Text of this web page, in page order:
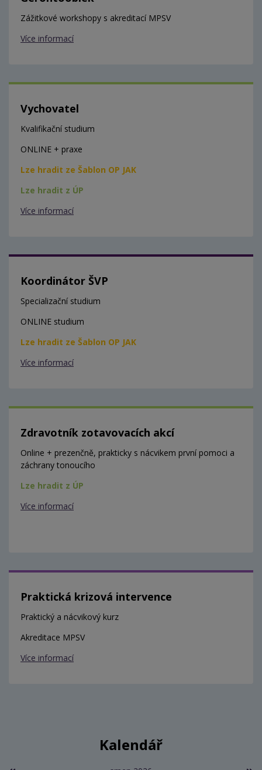
Zážitkové workshopy s akreditací MPSV
Více informací
Vychovatel
Kvalifikační studium
ONLINE + praxe
Lze hradit ze Šablon OP JAK
Lze hradit z ÚP
Více informací
Koordinátor ŠVP
Specializační studium
ONLINE studium
Lze hradit ze Šablon OP JAK
Více informací
Zdravotník zotavovacích akcí
Online + prezenčně, prakticky s nácvikem první pomoci a
záchrany tonoucího
Lze hradit z ÚP
Více informací
Praktická krizová intervence
Praktický a nácvikový kurz
Akreditace MPSV
Více informací
Kalendář